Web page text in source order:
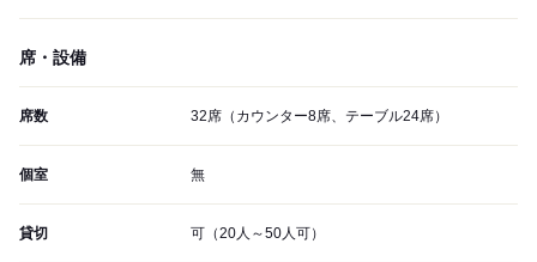
席・設備
席数 32席（カウンター8席、テーブル24席）
個室 無
貸切 可（20人～50人可）